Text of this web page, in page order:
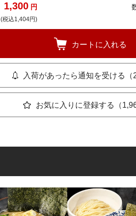
1,300 円
(税込1,404円)
カートに入れる
入荷があったら通知を受ける（
お気に入りに登録する（